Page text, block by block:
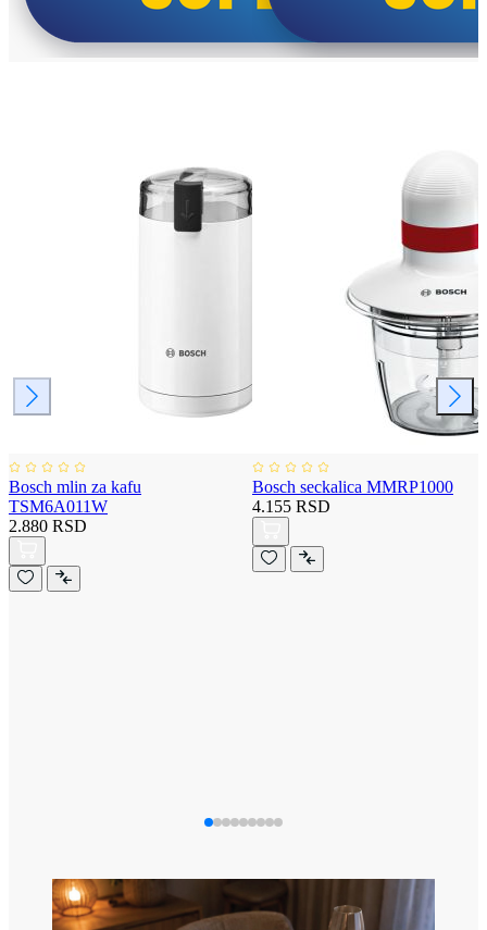
Bosch mlin za kafu
TSM6A011W
2.880 RSD
Bosch seckalica MMRP1000
4.155 RSD